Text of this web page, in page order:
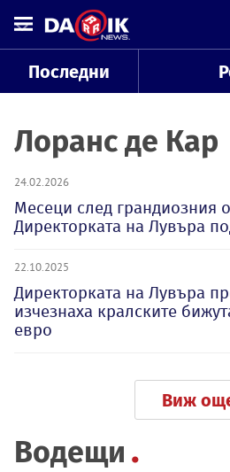
Последни
Лоранс де Кар
24.02.2026
Месеци след грандиозния
Директорката на Лувъра
22.10.2025
Директорката на Лувъра
изчезнаха кралските
евро
Виж
Водещи